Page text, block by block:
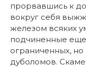
прорвавшись к
вокруг себя
железом всяких
подчиненные еще
ограниченных,
дуболомов.